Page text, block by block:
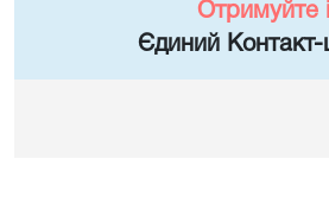
Отримуйте
Єдиний Контакт-